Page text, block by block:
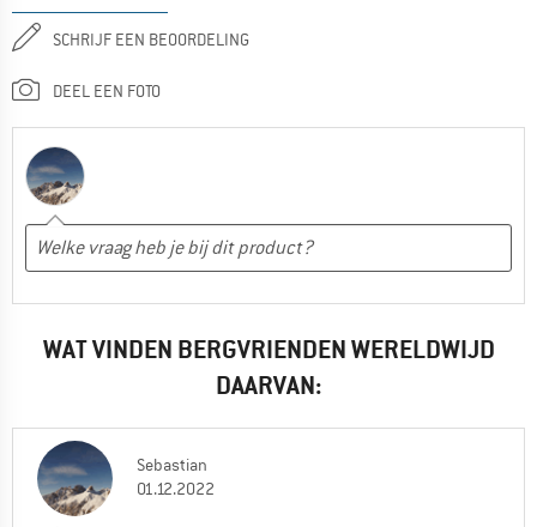
SCHRIJF EEN BEOORDELING
DEEL EEN FOTO
WAT VINDEN BERGVRIENDEN WERELDWIJD
DAARVAN:
Sebastian
01.12.2022